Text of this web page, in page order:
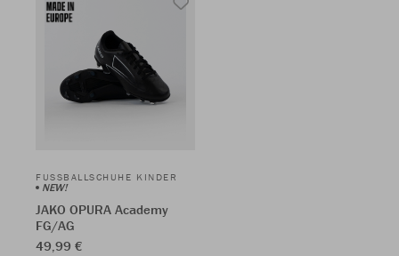
FUSSBALLSCHUHE KINDER
NEW!
JAKO OPURA Academy
FG/AG
49,99 €